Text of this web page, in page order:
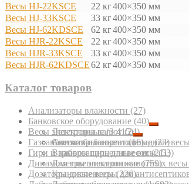
Весы HJ-22KSCE 22 кг400×350 мм
Весы HJ-33KSCE 33 кг400×350 мм
Весы HJ-62KDSCE 62 кг400×350 мм
Весы HJR-22KSCE 22 кг400×350 мм
Весы HJR-33KSCE 33 кг400×350 мм
Весы HJR-62KDSCE62 кг400×350 мм
Каталог товаров
Анализаторы влажности (27)
Банковское оборудование (40)
Детекторы валют(24)
Счетчики банкнот(16)
Весы электронные(3 415)
Автомобильные подкладные весы
Взрывозащищенные весы(53)
Для взвешивания животных весы
Крановые весы(226)
Газоанализаторы портативные(23)
Гири и наборы гирь для весов(211)
Динамометры электронные(759)
Дозаторы диспенсеры для